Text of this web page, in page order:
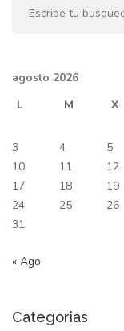
agosto 2026
L
M X
3
4 5
10
11 12
17
18 19
24
25 26
31
« Ago
Categorias